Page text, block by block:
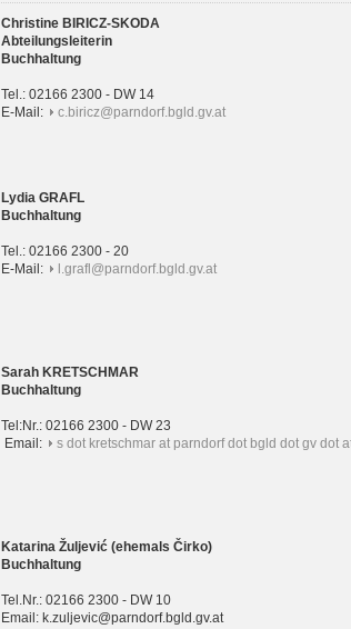
Christine BIRICZ-SKODA
Abteilungsleiterin
Buchhaltung
Tel.: 02166 2300 - DW 14
E-Mail:
c.biricz@parndorf.bgld.gv.at
Lydia GRAFL
Buchhaltung
Tel.: 02166 2300 - 20
E-Mail:
l.grafl@parndorf.bgld.gv.at
Sarah KRETSCHMAR
Buchhaltung
Tel:Nr.: 02166 2300 - DW 23
Email:
s dot kretschmar at parndorf dot bgld dot gv dot
Katarina Žuljević (ehemals Čirko)
Buchhaltung
Tel.Nr.: 02166 2300 - DW 10
Email: k.zuljevic@parndorf.bgld.gv.at